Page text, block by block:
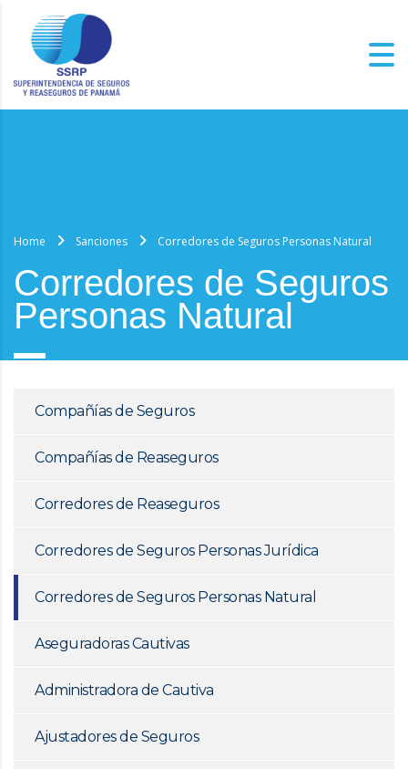
Home Sanciones Corredores de Seguros Personas Natural
Corredores de Seguros
Personas Natural
Compañías de Seguros
Compañías de Reaseguros
Corredores de Reaseguros
Corredores de Seguros Personas Jurídica
Corredores de Seguros Personas Natural
Aseguradoras Cautivas
Administradora de Cautiva
Ajustadores de Seguros